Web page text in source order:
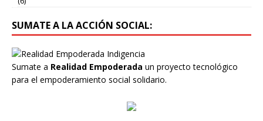
SUMATE A LA ACCIÓN SOCIAL:
Sumate a Realidad Empoderada un proyecto tecnológico
para el empoderamiento social solidario.